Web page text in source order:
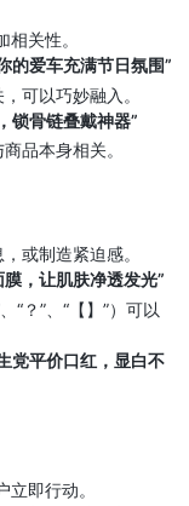
关性。
的爱车充满节日氛围”
可以巧妙融入。
锁骨链叠戴神器”
品本身相关。
或制造紧迫感。
，让肌肤净透发光”
“？”、“【】”）可以
党平价口红，显白不
即行动。